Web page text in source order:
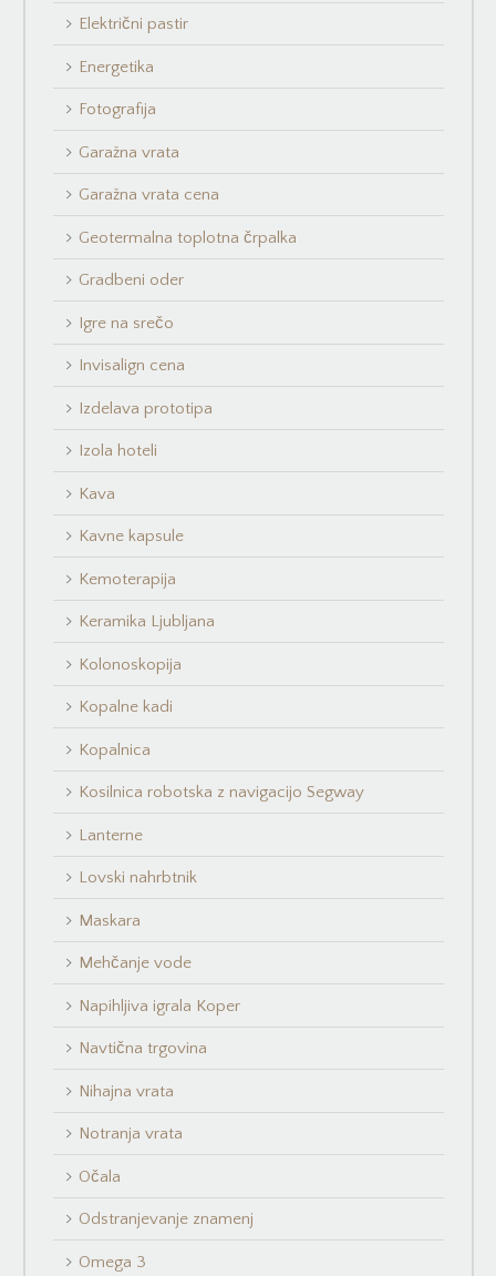
Električni pastir
Energetika
Fotografija
Garažna vrata
Garažna vrata cena
Geotermalna toplotna črpalka
Gradbeni oder
Igre na srečo
Invisalign cena
Izdelava prototipa
Izola hoteli
Kava
Kavne kapsule
Kemoterapija
Keramika Ljubljana
Kolonoskopija
Kopalne kadi
Kopalnica
Kosilnica robotska z navigacijo Segway
Lanterne
Lovski nahrbtnik
Maskara
Mehčanje vode
Napihljiva igrala Koper
Navtična trgovina
Nihajna vrata
Notranja vrata
Očala
Odstranjevanje znamenj
Omega 3